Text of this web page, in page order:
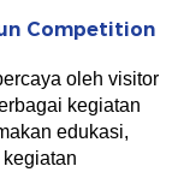
Competition
oleh visitor
kegiatan
edukasi,